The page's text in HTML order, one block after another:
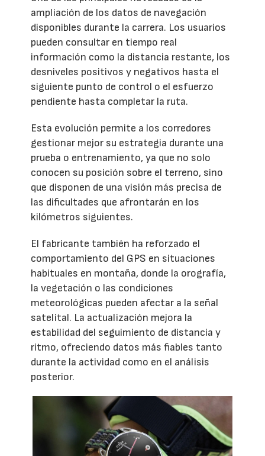
ampliación de los datos de navegación
disponibles durante la carrera. Los usuarios
pueden consultar en tiempo real
información como la distancia restante, los
desniveles positivos y negativos hasta el
siguiente punto de control o el esfuerzo
pendiente hasta completar la ruta.
Esta evolución permite a los corredores
gestionar mejor su estrategia durante una
prueba o entrenamiento, ya que no solo
conocen su posición sobre el terreno, sino
que disponen de una visión más precisa de
las dificultades que afrontarán en los
kilómetros siguientes.
El fabricante también ha reforzado el
comportamiento del GPS en situaciones
habituales en montaña, donde la orografía,
la vegetación o las condiciones
meteorológicas pueden afectar a la señal
satelital. La actualización mejora la
estabilidad del seguimiento de distancia y
ritmo, ofreciendo datos más fiables tanto
durante la actividad como en el análisis
posterior.